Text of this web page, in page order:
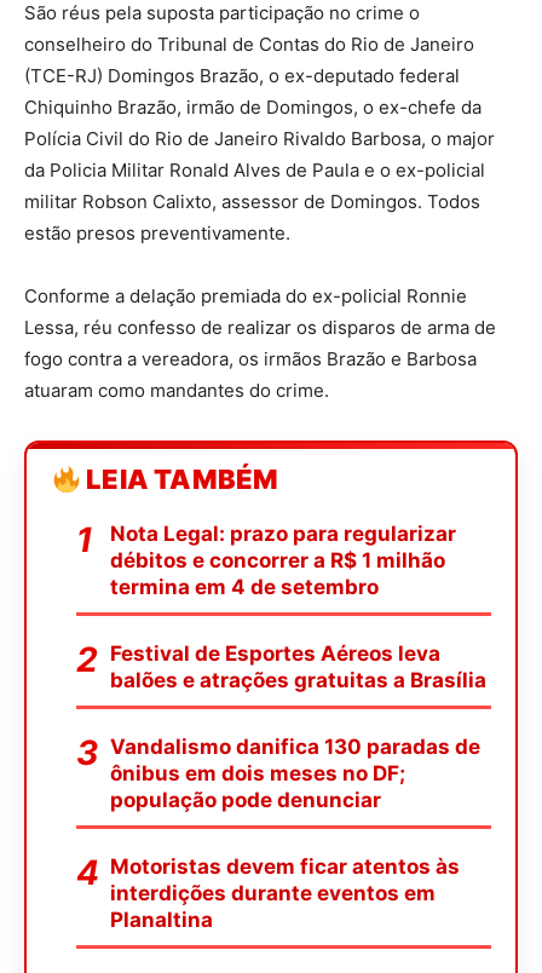
São réus pela suposta participação no crime o
conselheiro do Tribunal de Contas do Rio de Janeiro
(TCE-RJ) Domingos Brazão, o ex-deputado federal
Chiquinho Brazão, irmão de Domingos, o ex-chefe da
Polícia Civil do Rio de Janeiro Rivaldo Barbosa, o major
da Policia Militar Ronald Alves de Paula e o ex-policial
militar Robson Calixto, assessor de Domingos. Todos
estão presos preventivamente.
Conforme a delação premiada do ex-policial Ronnie
Lessa, réu confesso de realizar os disparos de arma de
fogo contra a vereadora, os irmãos Brazão e Barbosa
atuaram como mandantes do crime.
LEIA TAMBÉM
Nota Legal: prazo para regularizar
débitos e concorrer a R$ 1 milhão
termina em 4 de setembro
Festival de Esportes Aéreos leva
balões e atrações gratuitas a Brasília
Vandalismo danifica 130 paradas de
ônibus em dois meses no DF;
população pode denunciar
Motoristas devem ficar atentos às
interdições durante eventos em
Planaltina